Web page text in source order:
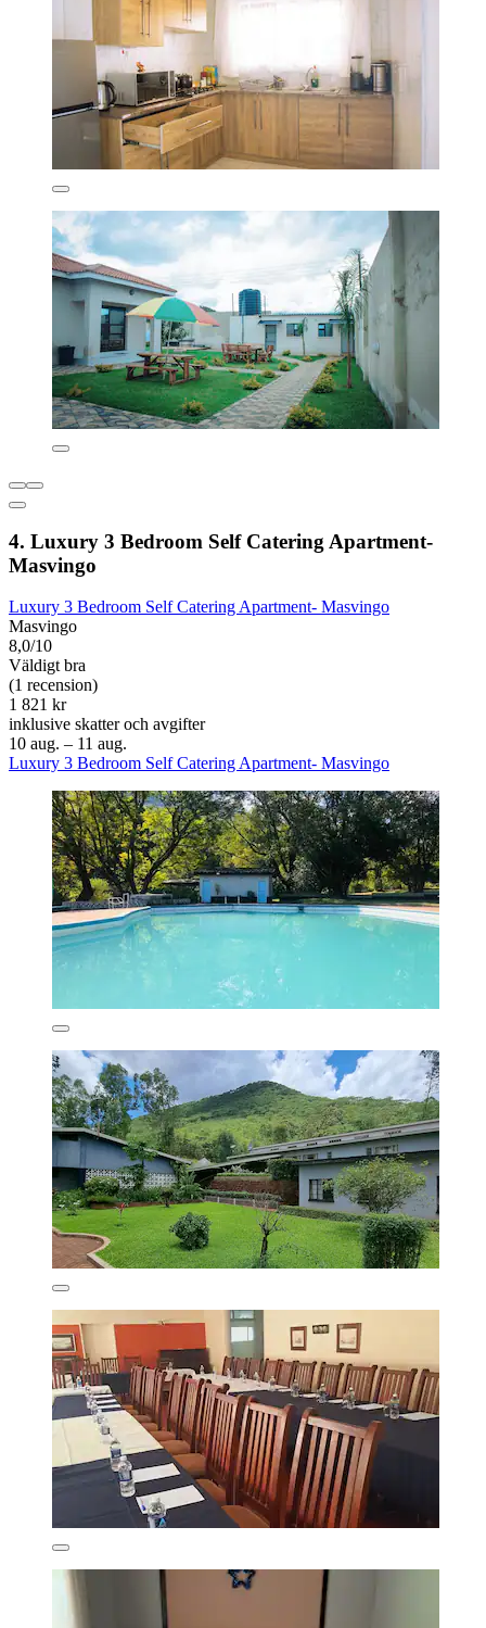
4. Luxury 3 Bedroom Self Catering Apartment-
Masvingo
Luxury 3 Bedroom Self Catering Apartment- Masvingo
Masvingo
8,0/10
Väldigt bra
(1 recension)
1 821 kr
inklusive skatter och avgifter
10 aug. – 11 aug.
Luxury 3 Bedroom Self Catering Apartment- Masvingo